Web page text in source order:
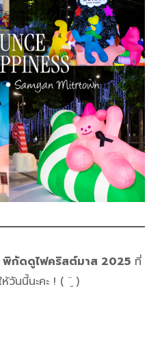
พิกัดดูไฟคริสต์มาส 2025 ที่
ห้วันนี้นะคะ ! ( ¨̮ )